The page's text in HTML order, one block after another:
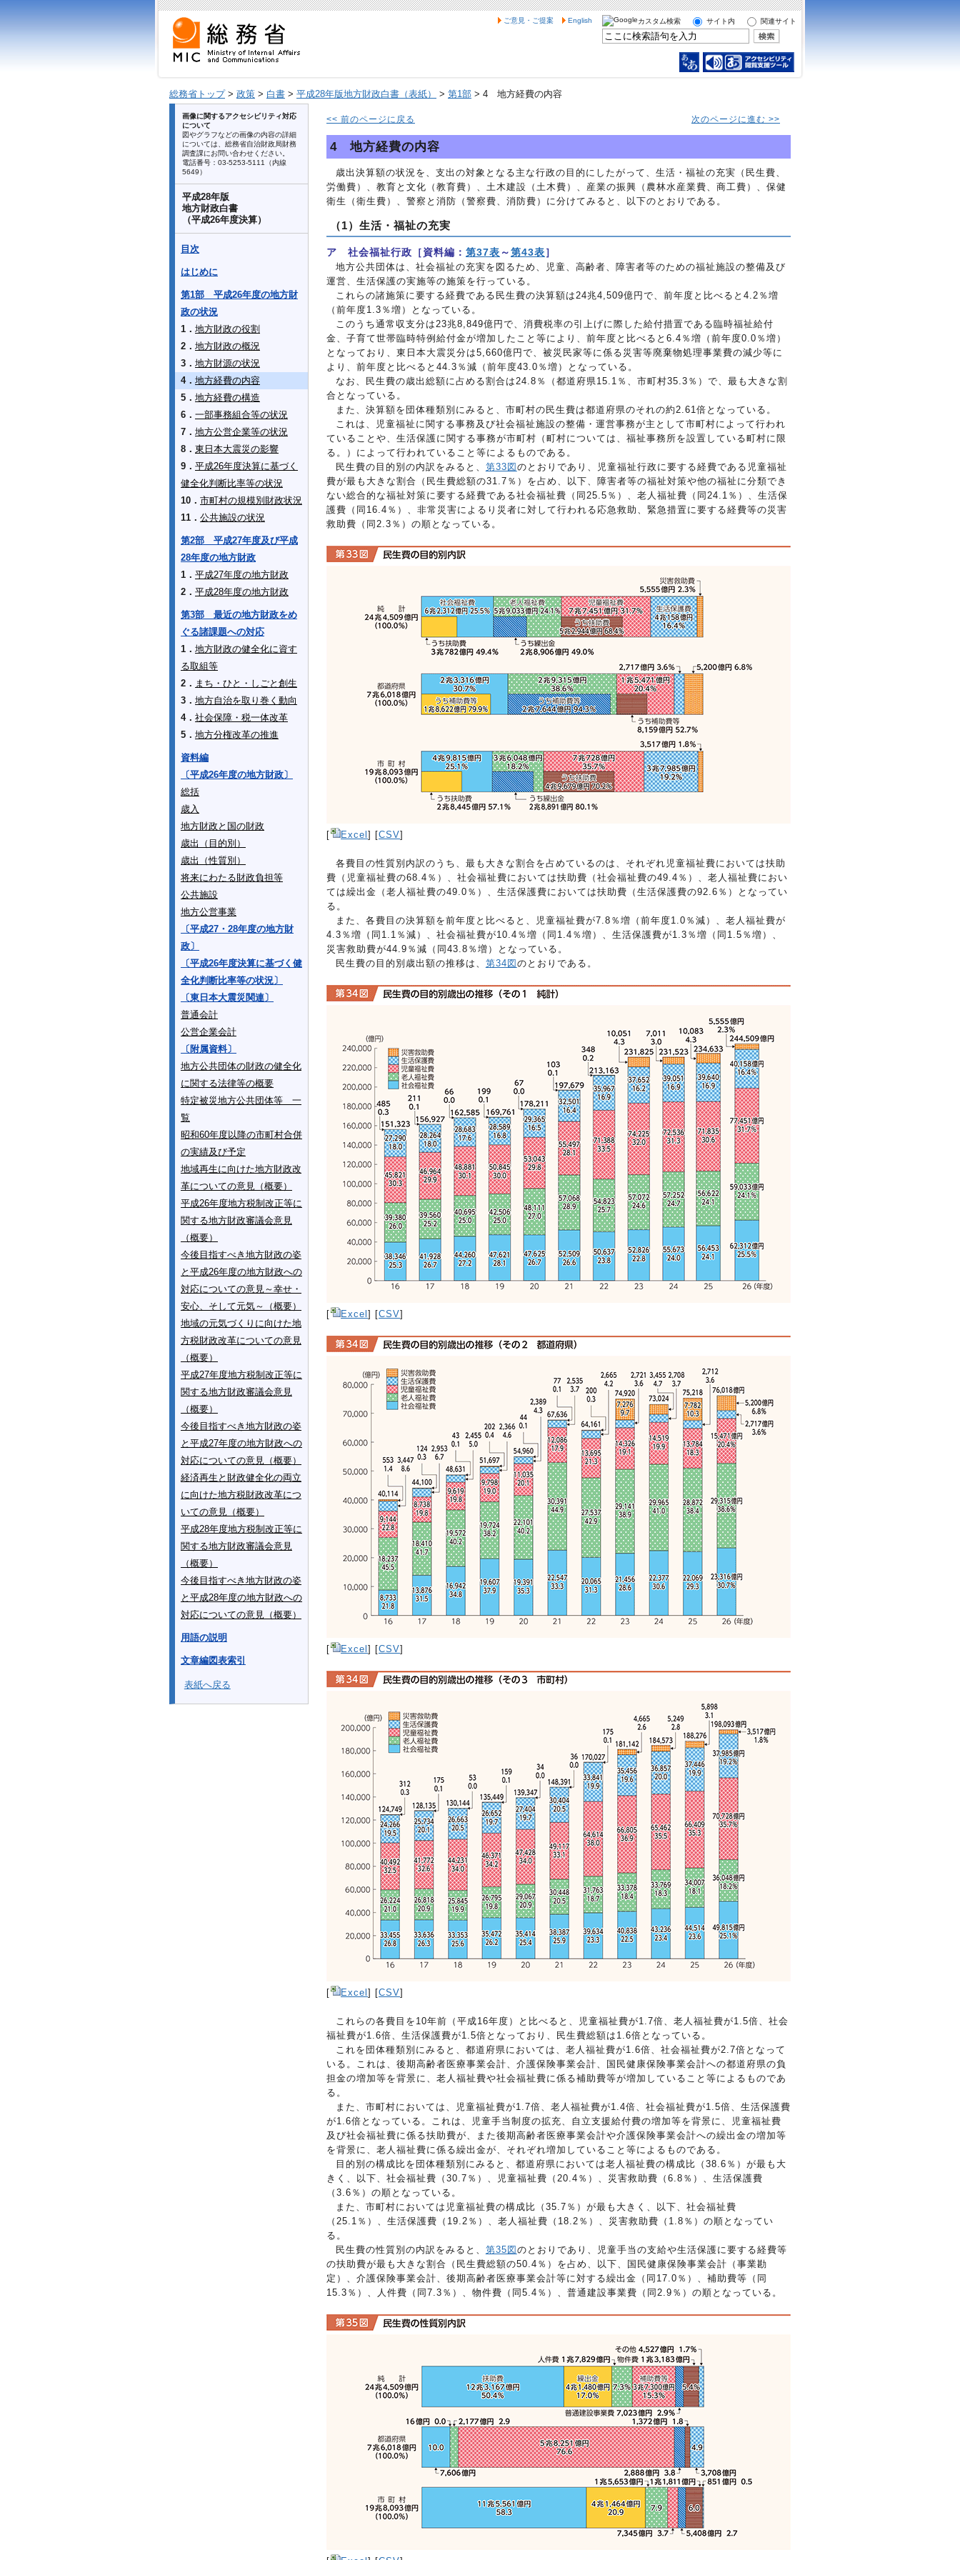
ご意見・ご提案 English カスタム検索 サイト内 関連サイト
総務省トップ> 政策 > 白書 > 平成28年版地方財政白書（表紙） > 第1部 > 4 地方経費の内容
画像に関するアクセシビリティ対応
について
図やグラフなどの画像の内容の詳細
については、総務省自治財政局財務
調査課にお問い合わせください。
電話番号：03-5253-5111（内線
5649）
平成28年版
地方財政白書
（平成26年度決算）
目次
はじめに
第1部 平成26年度の地方財
政の状況
1． 地方財政の役割
2． 地方財政の概況
3． 地方財源の状況
4． 地方経費の内容
5． 地方経費の構造
6． 一部事務組合等の状況
7． 地方公営企業等の状況
8． 東日本大震災の影響
9． 平成26年度決算に基づく
健全化判断比率等の状況
10． 市町村の規模別財政状況
11． 公共施設の状況
第2部 平成27年度及び平成
28年度の地方財政
1． 平成27年度の地方財政
2． 平成28年度の地方財政
第3部 最近の地方財政をめ
ぐる諸課題への対応
1． 地方財政の健全化に資す
る取組等
2． まち・ひと・しごと創生
3． 地方自治を取り巻く動向
4． 社会保障・税一体改革
5． 地方分権改革の推進
資料編
〔平成26年度の地方財政〕
総括
歳入
地方財政と国の財政
歳出（目的別）
歳出（性質別）
将来にわたる財政負担等
公共施設
地方公営事業
〔平成27・28年度の地方財
政〕
〔平成26年度決算に基づく健
全化判断比率等の状況〕
〔東日本大震災関連〕
普通会計
公営企業会計
〔附属資料〕
地方公共団体の財政の健全化
に関する法律等の概要
特定被災地方公共団体等 一
覧
昭和60年度以降の市町村合併
の実績及び予定
地域再生に向けた地方財政改
革についての意見（概要）
平成26年度地方税制改正等に
関する地方財政審議会意見
（概要）
今後目指すべき地方財政の姿
と平成26年度の地方財政への
対応についての意見～幸せ・
安心、そして元気～（概要）
地域の元気づくりに向けた地
方税財政改革についての意見
（概要）
平成27年度地方税制改正等に
関する地方財政審議会意見
（概要）
今後目指すべき地方財政の姿
と平成27年度の地方財政への
対応についての意見（概要）
経済再生と財政健全化の両立
に向けた地方税財政改革につ
いての意見（概要）
平成28年度地方税制改正等に
関する地方財政審議会意見
（概要）
今後目指すべき地方財政の姿
と平成28年度の地方財政への
対応についての意見（概要）
用語の説明
文章編図表索引
表紙へ戻る
<< 前のページに戻る 次のページに進む >>
4 地方経費の内容
歳出決算額の状況を、支出の対象となる主な行政の目的にしたがって、生活・福祉の充実（民生費、
労働費）、教育と文化（教育費）、土木建設（土木費）、産業の振興（農林水産業費、商工費）、保健
衛生（衛生費）、警察と消防（警察費、消防費）に分けてみると、以下のとおりである。
（1）生活・福祉の充実
ア 社会福祉行政［資料編： 第37表 ～第43表］
地方公共団体は、社会福祉の充実を図るため、児童、高齢者、障害者等のための福祉施設の整備及び
運営、生活保護の実施等の施策を行っている。
これらの諸施策に要する経費である民生費の決算額は24兆4,509億円で、前年度と比べると4.2％増
（前年度1.3％増）となっている。
このうち通常収支分は23兆8,849億円で、消費税率の引上げに際した給付措置である臨時福祉給付
金、子育て世帯臨時特例給付金が増加したこと等により、前年度と比べると6.4％増（前年度0.0％増）
となっており、東日本大震災分は5,660億円で、被災民家等に係る災害等廃棄物処理事業費の減少等に
より、前年度と比べると44.3％減（前年度43.0％増）となっている。
なお、民生費の歳出総額に占める割合は24.8％（都道府県15.1％、市町村35.3％）で、最も大きな割
合となっている。
また、決算額を団体種類別にみると、市町村の民生費は都道府県のそれの約2.61倍となっている。
これは、児童福祉に関する事務及び社会福祉施設の整備・運営事務が主として市町村によって行われ
ていることや、生活保護に関する事務が市町村（町村については、福祉事務所を設置している町村に限
る。）によって行われていること等によるものである。
民生費の目的別の内訳をみると、 第33図 のとおりであり、児童福祉行政に要する経費である児童福祉
費が最も大きな割合（民生費総額の31.7％）を占め、以下、障害者等の福祉対策や他の福祉に分類でき
ない総合的な福祉対策に要する経費である社会福祉費（同25.5％）、老人福祉費（同24.1％）、生活保
護費（同16.4％）、非常災害によるり災者に対して行われる応急救助、緊急措置に要する経費等の災害
救助費（同2.3％）の順となっている。
[ Excel ] [CSV]
各費目の性質別内訳のうち、最も大きな割合を占めているのは、それぞれ児童福祉費においては扶助
費（児童福祉費の68.4％）、社会福祉費においては扶助費（社会福祉費の49.4％）、老人福祉費におい
ては繰出金（老人福祉費の49.0％）、生活保護費においては扶助費（生活保護費の92.6％）となってい
る。
また、各費目の決算額を前年度と比べると、児童福祉費が7.8％増（前年度1.0％減）、老人福祉費が
4.3％増（同1.1％減）、社会福祉費が10.4％増（同1.4％増）、生活保護費が1.3％増（同1.5％増）、
災害救助費が44.9％減（同43.8％増）となっている。
民生費の目的別歳出額の推移は、 第34図 のとおりである。
[ Excel ] [CSV]
[ Excel ] [CSV]
[ Excel ] [CSV]
これらの各費目を10年前（平成16年度）と比べると、児童福祉費が1.7倍、老人福祉費が1.5倍、社会
福祉費が1.6倍、生活保護費が1.5倍となっており、民生費総額は1.6倍となっている。
これを団体種類別にみると、都道府県においては、老人福祉費が1.6倍、社会福祉費が2.7倍となって
いる。これは、後期高齢者医療事業会計、介護保険事業会計、国民健康保険事業会計への都道府県の負
担金の増加等を背景に、老人福祉費や社会福祉費に係る補助費等が増加していること等によるものであ
る。
また、市町村においては、児童福祉費が1.7倍、老人福祉費が1.4倍、社会福祉費が1.5倍、生活保護費
が1.6倍となっている。これは、児童手当制度の拡充、自立支援給付費の増加等を背景に、児童福祉費
及び社会福祉費に係る扶助費が、また後期高齢者医療事業会計や介護保険事業会計への繰出金の増加等
を背景に、老人福祉費に係る繰出金が、それぞれ増加していること等によるものである。
目的別の構成比を団体種類別にみると、都道府県においては老人福祉費の構成比（38.6％）が最も大
きく、以下、社会福祉費（30.7％）、児童福祉費（20.4％）、災害救助費（6.8％）、生活保護費
（3.6％）の順となっている。
また、市町村においては児童福祉費の構成比（35.7％）が最も大きく、以下、社会福祉費
（25.1％）、生活保護費（19.2％）、老人福祉費（18.2％）、災害救助費（1.8％）の順となってい
る。
民生費の性質別の内訳をみると、 第35図 のとおりであり、児童手当の支給や生活保護に要する経費等
の扶助費が最も大きな割合（民生費総額の50.4％）を占め、以下、国民健康保険事業会計（事業勘
定）、介護保険事業会計、後期高齢者医療事業会計等に対する繰出金（同17.0％）、補助費等（同
15.3％）、人件費（同7.3％）、物件費（同5.4％）、普通建設事業費（同2.9％）の順となっている。